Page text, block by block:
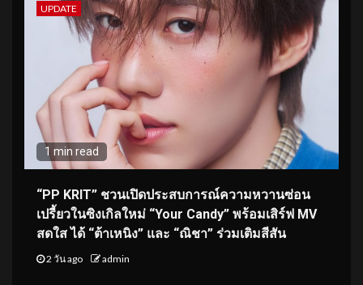
UPDATE
1 min read
“PP KRIT” ชวนเปิดประสบการณ์ความหวานซ่อน
เปรี้ยวในซิงเกิลใหม่ “Your Candy” พร้อมเสิร์ฟ MV
สดใส ได้ “ต้าเหนิง” และ “ณิชา” ร่วมเติมสีสัน
2 วัน ago admin